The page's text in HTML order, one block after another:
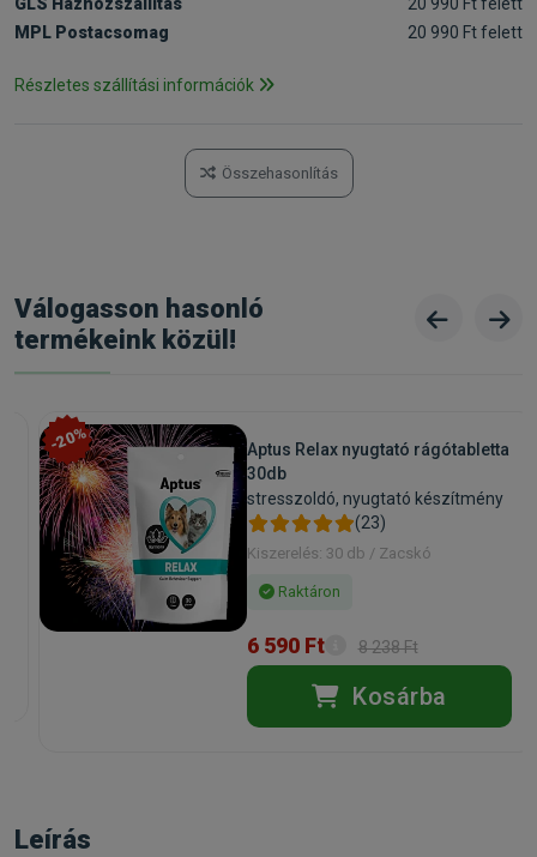
GLS Házhozszállítás
20 990 Ft felett
MPL Postacsomag
20 990 Ft felett
Részletes szállítási információk
Összehasonlítás
Válogasson hasonló
termékeink közül!
-20%
Aptus Relax nyugtató rágótabletta
30db
stresszoldó, nyugtató készítmény
(23)
Kiszerelés: 30 db / Zacskó
Raktáron
6 590 Ft 8 238 Ft
Kosárba
Leírás